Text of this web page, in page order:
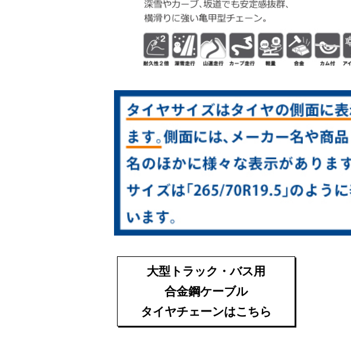
大型トラック・バス用
合金鋼ケーブル
タイヤチェーンはこちら